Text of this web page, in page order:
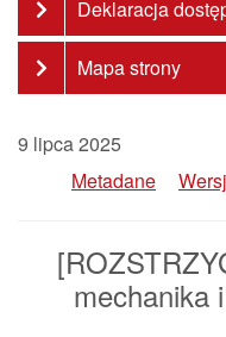
Deklaracja
Mapa strony
9 lipca 2025
Metadane
mechanika